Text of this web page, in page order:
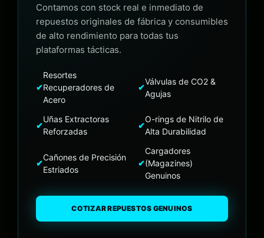
Contamos con stock real e inmediato de
repuestos originales de fábrica y consumibles
de alto rendimiento para todas tus
plataformas tácticas.
✔
Resortes
Recuperadores de
Acero
✔
Válvulas de CO2 &
Agujas
✔
Uñas Extractoras
Reforzadas
✔
O-rings de Nitrilo de
Alta Durabilidad
✔
Cañones de Precisión
Estriados
✔
Cargadores
(Magazines)
Genuinos
COTIZAR REPUESTOS GENUINOS